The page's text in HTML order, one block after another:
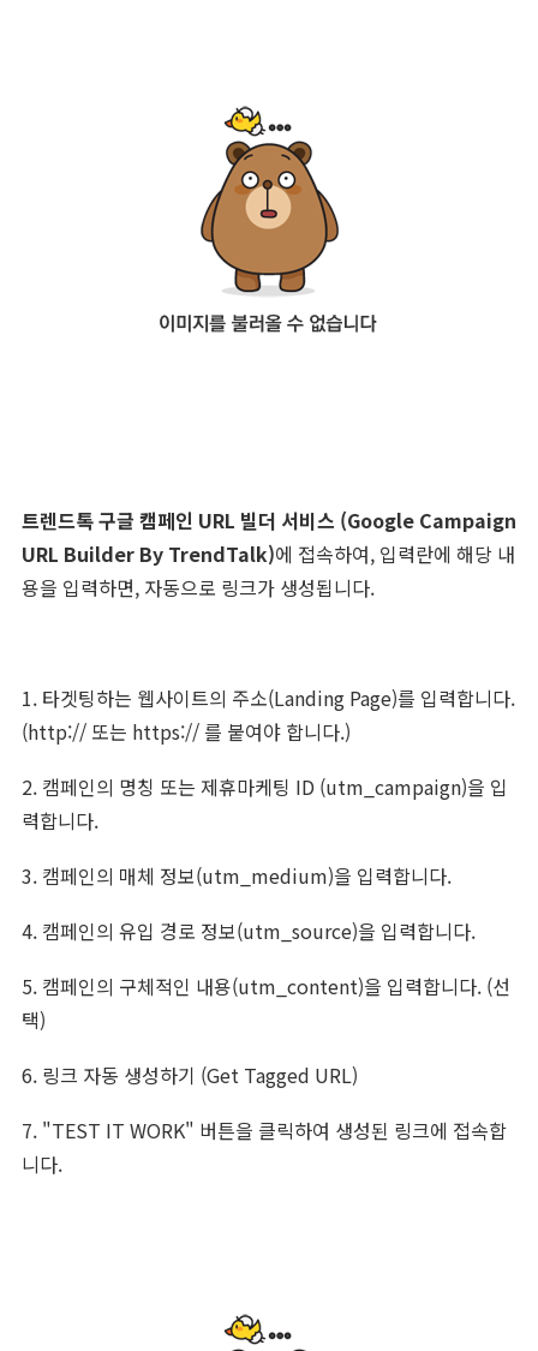
트렌드톡 구글 캠페인 URL 빌더 서비스 (Google Campaign
URL Builder By TrendTalk)에 접속하여, 입력란에 해당 내
용을 입력하면, 자동으로 링크가 생성됩니다.
1. 타겟팅하는 웹사이트의 주소(Landing Page)를 입력합니다.
(http:// 또는 https:// 를 붙여야 합니다.)
2. 캠페인의 명칭 또는 제휴마케팅 ID (utm_campaign)을 입
력합니다.
3. 캠페인의 매체 정보(utm_medium)을 입력합니다.
4. 캠페인의 유입 경로 정보(utm_source)을 입력합니다.
5. 캠페인의 구체적인 내용(utm_content)을 입력합니다. (선
택)
6. 링크 자동 생성하기 (Get Tagged URL)
7. "TEST IT WORK" 버튼을 클릭하여 생성된 링크에 접속합
니다.